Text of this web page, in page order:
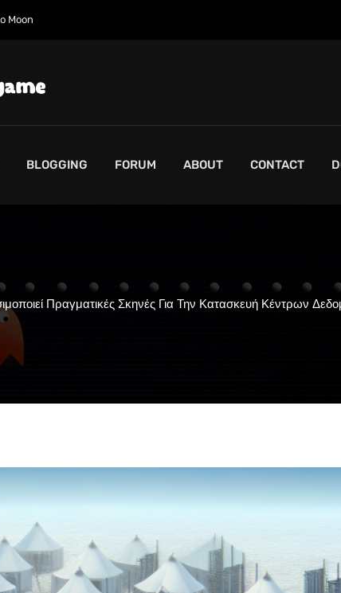
φυσικούς δίσκους πριν από την ‘Επαναφορά'”
BLOGGING FORUM ABOUT CONTACT
Πραγματικές Σκηνές Για Την Κατασκευή Κέντρων